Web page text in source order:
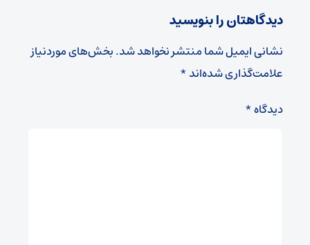
دیدگاهتان را بنویسید
نشانی ایمیل شما منتشر نخواهد شد.بخش‌های موردنیاز
علامت‌گذاری شده‌اند*
دیدگاه*